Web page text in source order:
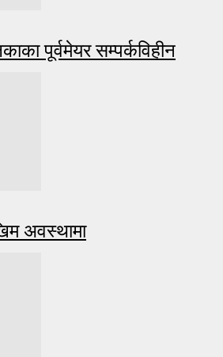
पूर्वमेयर सम्पर्कविहीन
अवस्थामा